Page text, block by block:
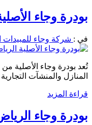
بودرة وجاء الأصلية خصم 39% لفترة محدودة
في : شركة وجاء للمبيدات
تُعد بودرة وجاء الأصلية
المنازل والمنشآت
قراءة المزيد
بودرة وجاء الرياض كلين لاين 0552071750 وكيل